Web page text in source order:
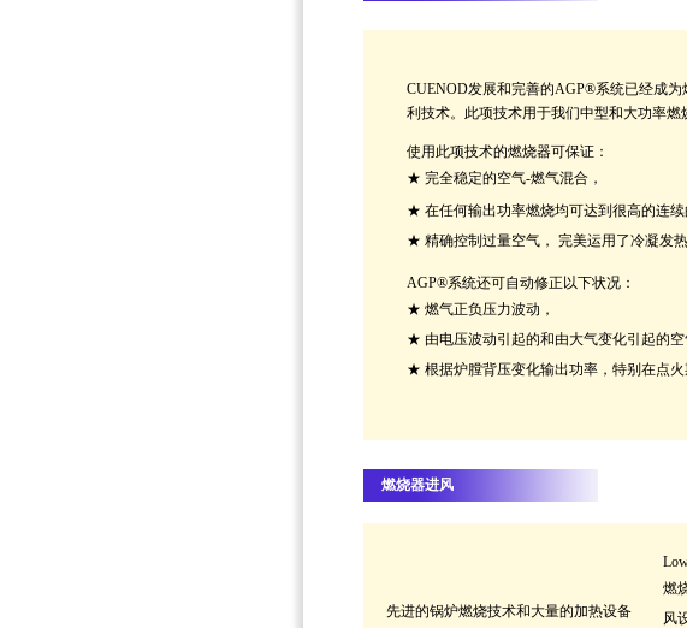
CUENOD发展和完善的AGP®系统已经成为
利技术。此项技术用于我们中型和大功率燃
使用此项技术的燃烧器可保证：
★ 完全稳定的空气-燃气混合，
★ 在任何输出功率燃烧均可达到很高的连续
★ 精确控制过量空气， 完美运用了冷凝发热
AGP®系统还可自动修正以下状况：
★ 燃气正负压力波动，
★ 由电压波动引起的和由大气变化引起的空
★ 根据炉膛背压变化输出功率，特别在点火
燃烧器进风
先进的锅炉燃烧技术和大量的加热设备
燃
风